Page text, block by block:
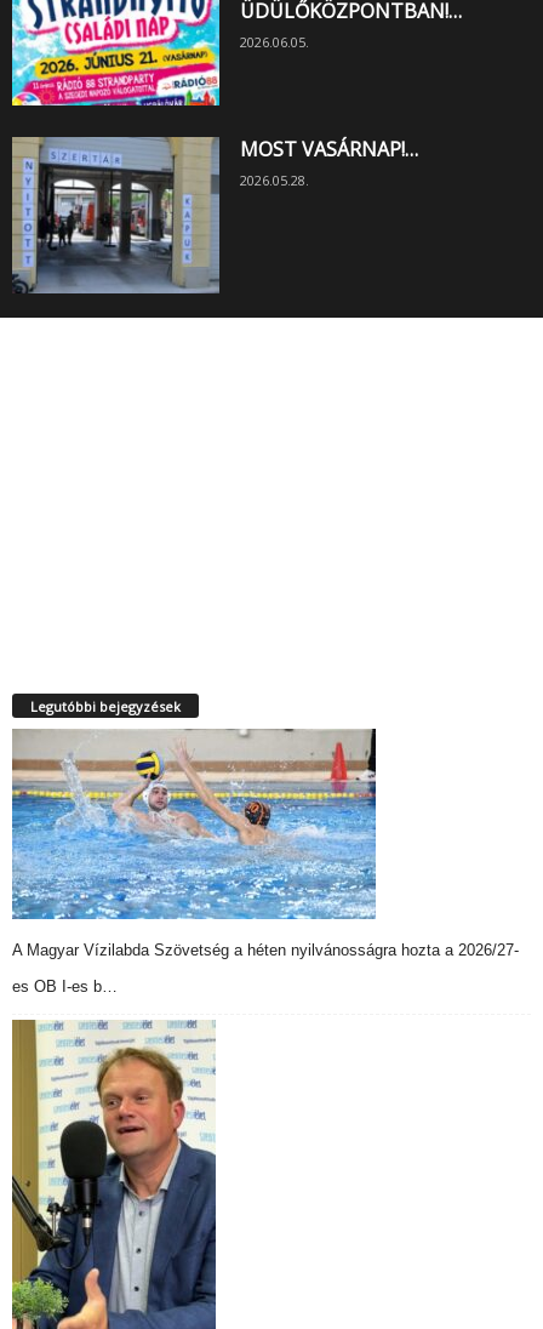
ÜDÜLŐKÖZPONTBAN!…
2026.06.05.
MOST VASÁRNAP!…
2026.05.28.
Legutóbbi bejegyzések
A Magyar Vízilabda Szövetség a héten nyilvánosságra hozta a 2026/27-
es OB I-es b…